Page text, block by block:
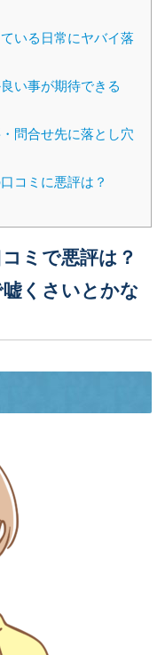
いる日常にヤバイ落
い事が期待できる
問合せ先に落とし穴
コミに悪評は？
ミで悪評は？
くさいとかな